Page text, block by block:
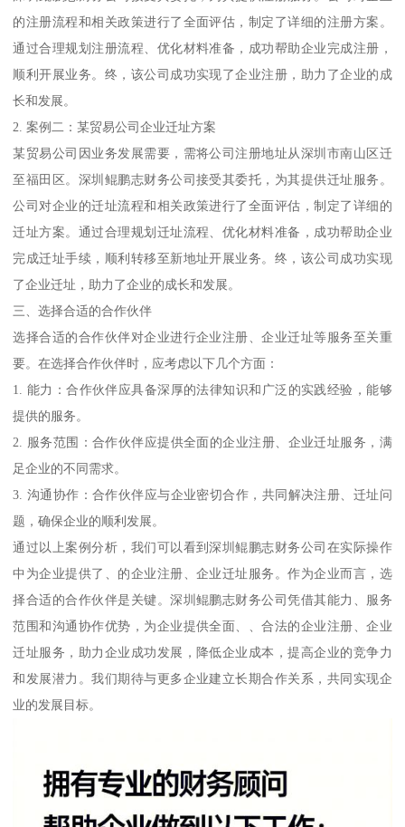
的注册流程和相关政策进行了全面评估，制定了详细的注册方案。
通过合理规划注册流程、优化材料准备，成功帮助企业完成注册，
顺利开展业务。终，该公司成功实现了企业注册，助力了企业的成
长和发展。
2. 案例二：某贸易公司企业迁址方案
某贸易公司因业务发展需要，需将公司注册地址从深圳市南山区迁
至福田区。深圳鲲鹏志财务公司接受其委托，为其提供迁址服务。
公司对企业的迁址流程和相关政策进行了全面评估，制定了详细的
迁址方案。通过合理规划迁址流程、优化材料准备，成功帮助企业
完成迁址手续，顺利转移至新地址开展业务。终，该公司成功实现
了企业迁址，助力了企业的成长和发展。
三、选择合适的合作伙伴
选择合适的合作伙伴对企业进行企业注册、企业迁址等服务至关重
要。在选择合作伙伴时，应考虑以下几个方面：
1. 能力：合作伙伴应具备深厚的法律知识和广泛的实践经验，能够
提供的服务。
2. 服务范围：合作伙伴应提供全面的企业注册、企业迁址服务，满
足企业的不同需求。
3. 沟通协作：合作伙伴应与企业密切合作，共同解决注册、迁址问
题，确保企业的顺利发展。
通过以上案例分析，我们可以看到深圳鲲鹏志财务公司在实际操作
中为企业提供了、的企业注册、企业迁址服务。作为企业而言，选
择合适的合作伙伴是关键。深圳鲲鹏志财务公司凭借其能力、服务
范围和沟通协作优势，为企业提供全面、、合法的企业注册、企业
迁址服务，助力企业成功发展，降低企业成本，提高企业的竞争力
和发展潜力。我们期待与更多企业建立长期合作关系，共同实现企
业的发展目标。